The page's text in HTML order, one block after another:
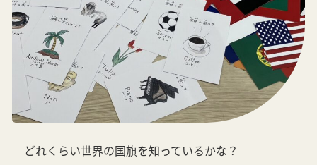
どれくらい世界の国旗を知っているかな？